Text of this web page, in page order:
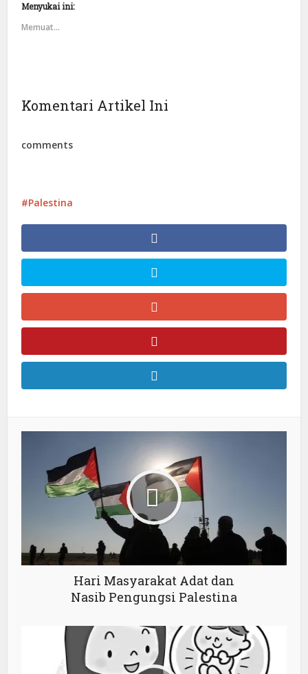
Menyukai ini:
Memuat...
Komentari Artikel Ini
comments
Palestina
Hari Masyarakat Adat dan
Nasib Pengungsi Palestina